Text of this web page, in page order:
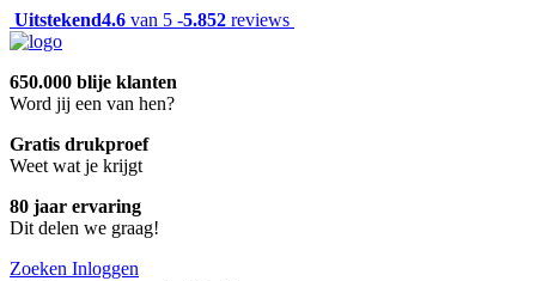
Uitstekend4.6 van 5 -5.852 reviews
650.000 blije klanten
Word jij een van hen?
Gratis drukproef
Weet wat je krijgt
80 jaar ervaring
Dit delen we graag!
Zoeken Inloggen